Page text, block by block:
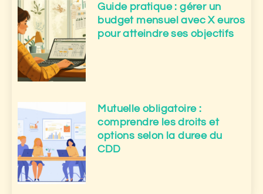
Guide pratique : gérer un
budget mensuel avec X euros
pour atteindre ses objectifs
Mutuelle obligatoire :
comprendre les droits et
options selon la duree du
CDD